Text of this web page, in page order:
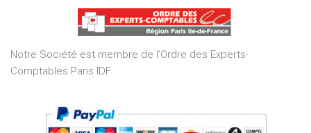
of
5
Notre Société est membre de l’Ordre des Experts-
Comptables Paris IDF.